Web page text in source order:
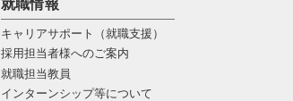
就職情報
キャリアサポート（就職支援）
採用担当者様へのご案内
就職担当教員
インターンシップ等について